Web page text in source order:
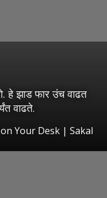
हे झाड फार उंच वाढत
वाढते.
Your Desk | Sakal